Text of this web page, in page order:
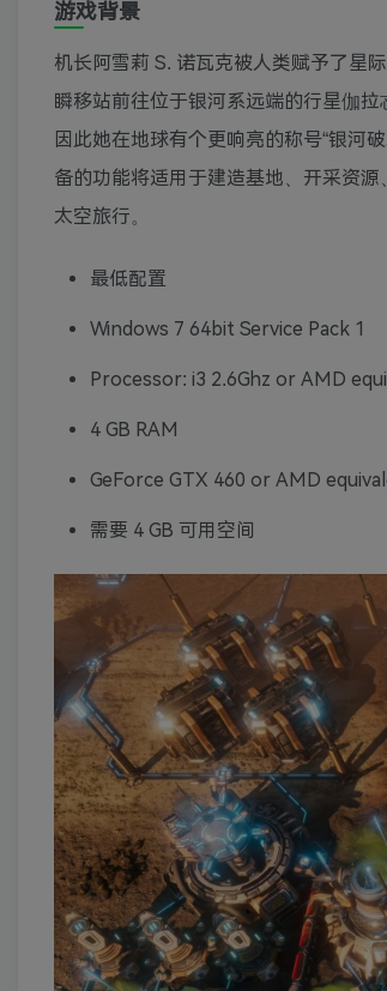
游戏背景
机长阿雪莉 S. 诺瓦克被人类赋予了星
瞬移站前往位于银河系远端的行星伽
因此她在地球有个更响亮的称号“银河
备的功能将适用于建造基地、开采资
太空旅行。
最低配置
Windows 7 64bit Service Pack 1
Processor: i3 2.6Ghz or AMD
4 GB RAM
GeForce GTX 460 or AMD
需要 4 GB 可用空间